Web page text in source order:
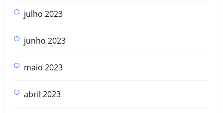
julho 2023
junho 2023
maio 2023
abril 2023